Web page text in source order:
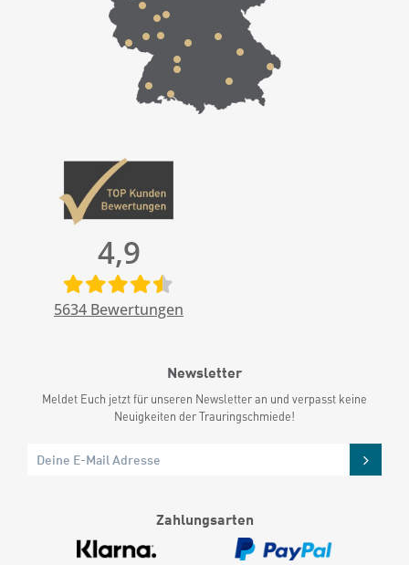
4,9
5634 Bewertungen
Newsletter
Meldet Euch jetzt für unseren Newsletter an und verpasst keine
Neuigkeiten der Trauringschmiede!
Zahlungsarten